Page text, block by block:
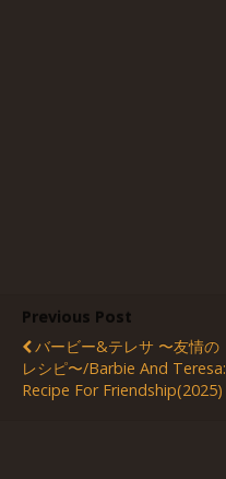
Previous Post
バービー&テレサ 〜友情の
レシピ〜/Barbie And Teresa:
Recipe For Friendship(2025)